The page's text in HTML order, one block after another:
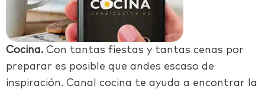
Cocina. Con tantas fiestas y tantas cenas por
preparar es posible que andes escaso de
inspiración. Canal cocina te ayuda a encontrar la